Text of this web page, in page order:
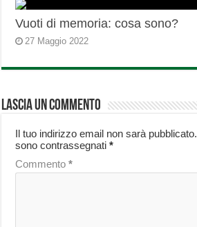
Vuoti di memoria: cosa sono?
27 Maggio 2022
Lascia un commento
Il tuo indirizzo email non sarà pubblicato.
sono contrassegnati*
Commento*